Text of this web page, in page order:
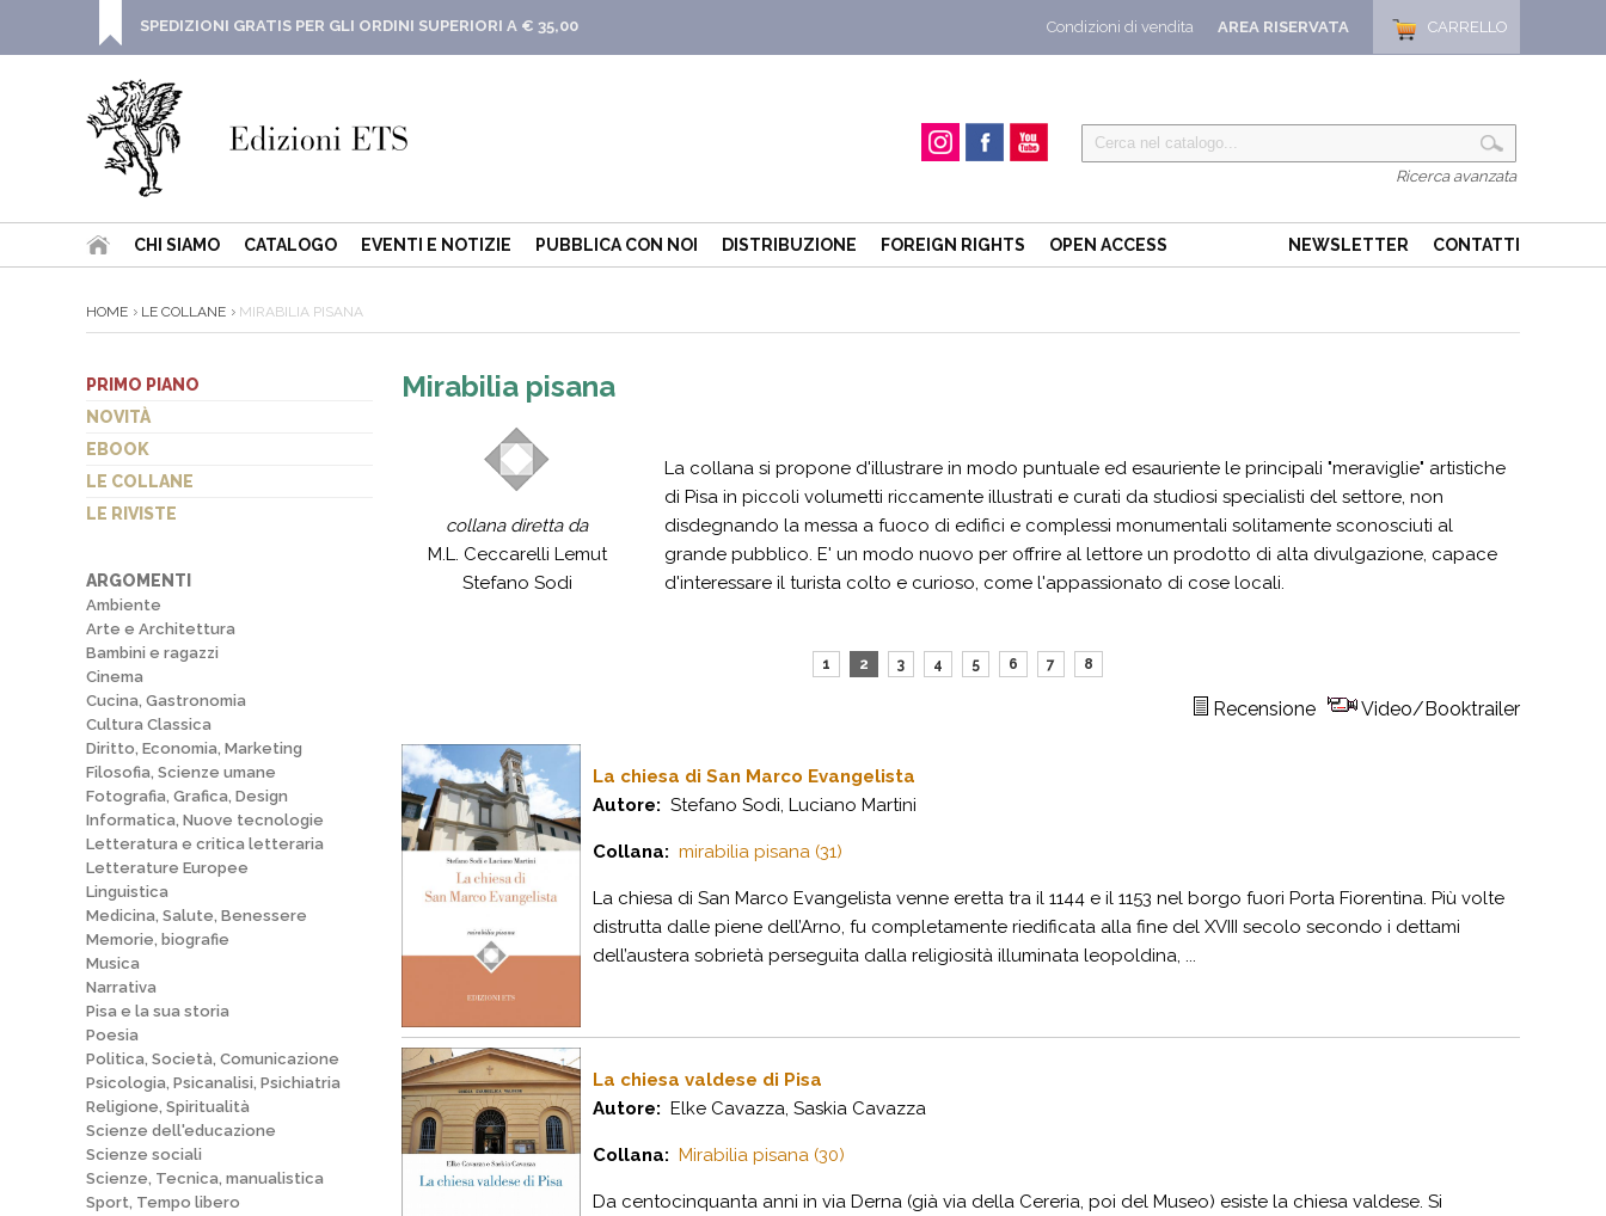
CARRELLO
AREA RISERVATA
Condizioni di vendita
SPEDIZIONI GRATIS PER GLI ORDINI SUPERIORI A € 35,00
Ricerca avanzata
CHI SIAMO CATALOGO EVENTI E NOTIZIE PUBBLICA CON NOI DISTRIBUZIONE FOREIGN RIGHTS OPEN ACCESS NEWSLETTER CONTATTI
HOME LE COLLANE MIRABILIA PISANA
PRIMO PIANO
NOVITÀ
EBOOK
LE COLLANE
LE RIVISTE
ARGOMENTI
Ambiente
Arte e Architettura
Bambini e ragazzi
Cinema
Cucina, Gastronomia
Cultura Classica
Diritto, Economia, Marketing
Filosofia, Scienze umane
Fotografia, Grafica, Design
Informatica, Nuove tecnologie
Letteratura e critica letteraria
Letterature Europee
Linguistica
Medicina, Salute, Benessere
Memorie, biografie
Musica
Narrativa
Pisa e la sua storia
Poesia
Politica, Società, Comunicazione
Psicologia, Psicanalisi, Psichiatria
Religione, Spiritualità
Scienze dell'educazione
Scienze sociali
Scienze, Tecnica, manualistica
Sport, Tempo libero
Mirabilia pisana
collana diretta da
M.L. Ceccarelli Lemut
Stefano Sodi
La collana si propone d'illustrare in modo puntuale ed esauriente le principali "meraviglie" artistiche
di Pisa in piccoli volumetti riccamente illustrati e curati da studiosi specialisti del settore, non
disdegnando la messa a fuoco di edifici e complessi monumentali solitamente sconosciuti al
grande pubblico. E' un modo nuovo per offrire al lettore un prodotto di alta divulgazione, capace
d'interessare il turista colto e curioso, come l'appassionato di cose locali.
1 2 3 4 5 6 7 8
Recensione Video/Booktrailer
La chiesa di San Marco Evangelista
Autore: Stefano Sodi, Luciano Martini
Collana: mirabilia pisana (31)
La chiesa di San Marco Evangelista venne eretta tra il 1144 e il 1153 nel borgo fuori Porta Fiorentina. Più volte
distrutta dalle piene dell’Arno, fu completamente riedificata alla fine del XVIII secolo secondo i dettami
dell’austera sobrietà perseguita dalla religiosità illuminata leopoldina, ...
La chiesa valdese di Pisa
Autore: Elke Cavazza, Saskia Cavazza
Collana: Mirabilia pisana (30)
Da centocinquanta anni in via Derna (già via della Cereria, poi del Museo) esiste la chiesa valdese. Si